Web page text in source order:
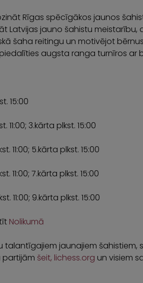
Rīgas spēcīgākos jaunos
Latvijas jauno šahistu
šaha reitingu un motivējot
augsta ranga turnīros ar
15:00
11:00; 3.kārta plkst. 15:00
11:00; 5.kārta plkst. 15:00
11:00; 7.kārta plkst. 15:00
11:00; 9.kārta plkst. 15:00
Nolikumā
talantīgajiem jaunajiem šahistiem,
partijām šeit, lichess.org un visiem